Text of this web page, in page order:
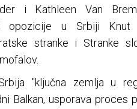
i Kathleen Van
u Srbiji Knut
stranke i Stranke
"ključna zemlja u
Balkan, usporava proces